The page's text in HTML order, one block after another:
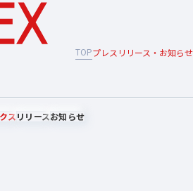
TOPプレスリリース・お知らせ
スリリースお知らせ